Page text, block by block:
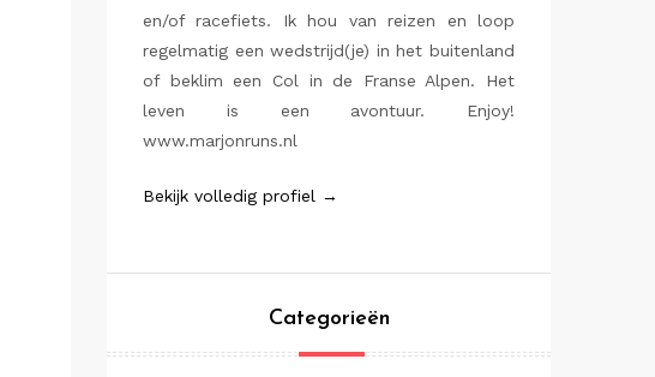
en/of racefiets. Ik hou van reizen en loop
regelmatig een wedstrijd(je) in het buitenland
of beklim een Col in de Franse Alpen. Het
leven is een avontuur. Enjoy!
www.marjonruns.nl
Bekijk volledig profiel →
Categorieën